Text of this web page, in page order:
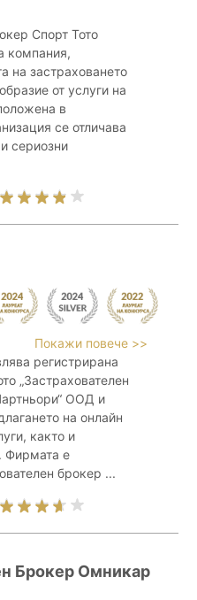
Спорт Тото
компания,
на застраховането
от услуги на
в
се отличава
сериозни
Покажи повече >>
регистрирана
„Застрахователен
ООД и
на онлайн
както и
Фирмата е
брокер ...
Брокер Омникар